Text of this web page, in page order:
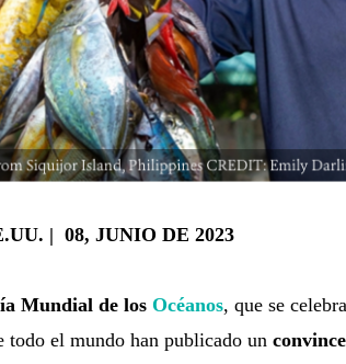
| 08, JUNIO DE 2023
Mundial de los Océanos, que se
todo el mundo han publicado un